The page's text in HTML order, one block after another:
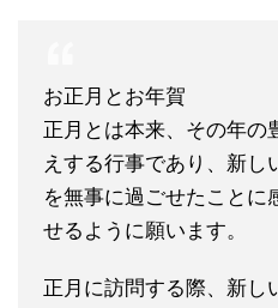
お正月とお年賀
正月とは本来、その年の
えする行事であり、新し
を無事に過ごせたことに
せるように願います。
正月に訪問する際、新し